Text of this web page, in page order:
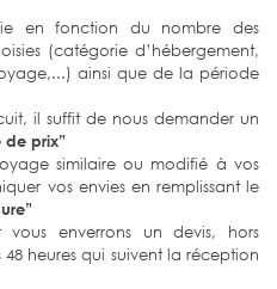
en fonction du nombre des
(catégorie d’hébergement,
ainsi que de la période
il suffit de nous demander un
de prix”
similaire ou modifié à vos
vos envies en remplissant le
enverrons un devis, hors
heures qui suivent la réception